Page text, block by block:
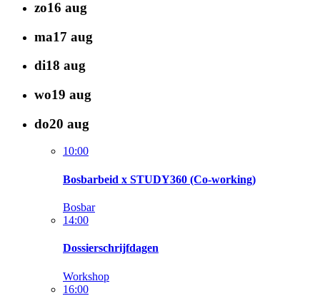
zo16 aug
ma17 aug
di18 aug
wo19 aug
do20 aug
10:00
Bosbarbeid x STUDY360 (Co-working)
Bosbar
14:00
Dossierschrijfdagen
Workshop
16:00